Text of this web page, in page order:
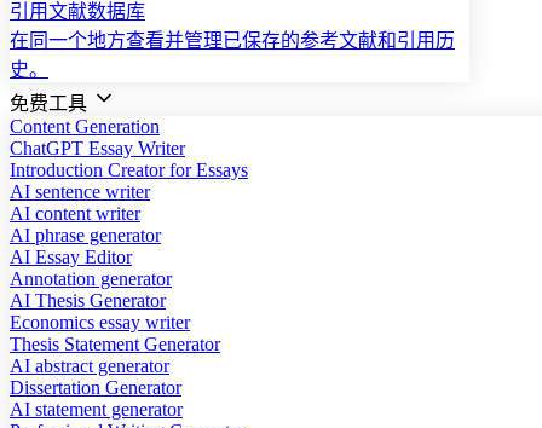
引用文献数据库
在同一个地方查看并管理已保存的参考文献和引用历
史。
免费工具
Content Generation
ChatGPT Essay Writer
Introduction Creator for Essays
AI sentence writer
AI content writer
AI phrase generator
AI Essay Editor
Annotation generator
AI Thesis Generator
Economics essay writer
Thesis Statement Generator
AI abstract generator
Dissertation Generator
AI statement generator